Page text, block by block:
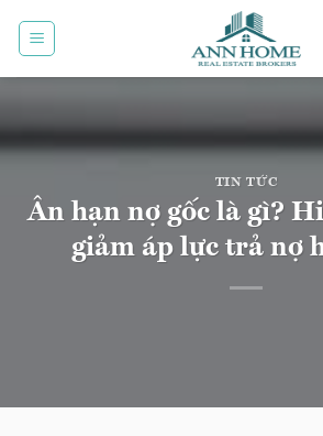
qua
TIN TỨC
Ân hạn nợ gốc là gì?
giảm áp lực trả nợ